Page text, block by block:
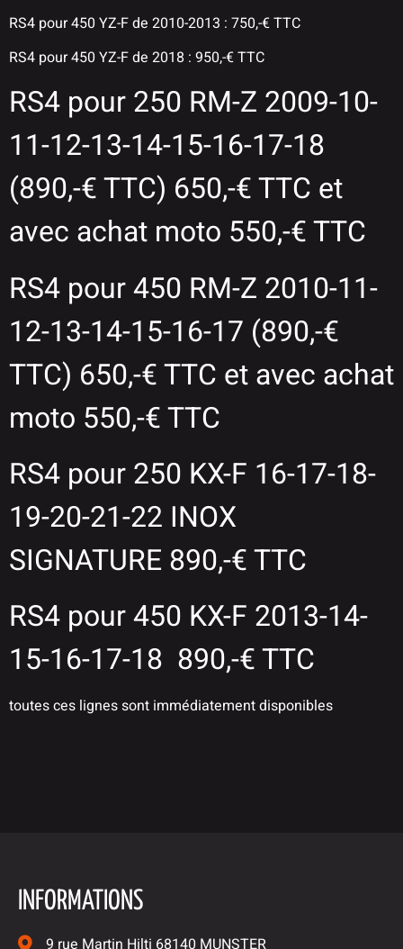
RS4 pour 450 YZ-F de 2010-2013 : 750,-€ TTC
RS4 pour 450 YZ-F de 2018 : 950,-€ TTC
RS4 pour 250 RM-Z 2009-10-
11-12-13-14-15-16-17-18
(890,-€ TTC) 650,-€ TTC et
avec achat moto 550,-€ TTC
RS4 pour 450 RM-Z 2010-11-
12-13-14-15-16-17 (890,-€
TTC) 650,-€ TTC et avec achat
moto 550,-€ TTC
RS4 pour 250 KX-F 16-17-18-
19-20-21-22 INOX
SIGNATURE 890,-€ TTC
RS4 pour 450 KX-F 2013-14-
15-16-17-18 890,-€ TTC
toutes ces lignes sont immédiatement disponibles
INFORMATIONS